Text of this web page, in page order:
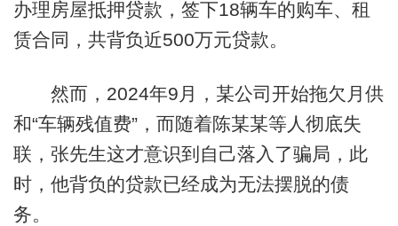
办理房屋抵押贷款，签下18辆车的购车、租
赁合同，共背负近500万元贷款。
然而，2024年9月，某公司开始拖欠月供
和“车辆残值费”，而随着陈某某等人彻底失
联，张先生这才意识到自己落入了骗局，此
时，他背负的贷款已经成为无法摆脱的债
务。